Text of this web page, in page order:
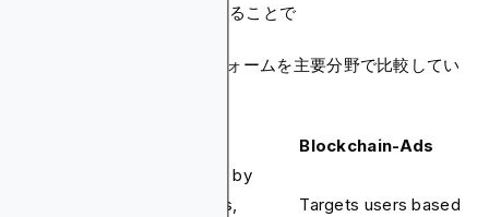
れない高度なツールを提供することで
ここでは、2 つのプラットフォームを主要分野で比較してい
Blockchain-Ads
Targets users by
demographics,
Targets users based